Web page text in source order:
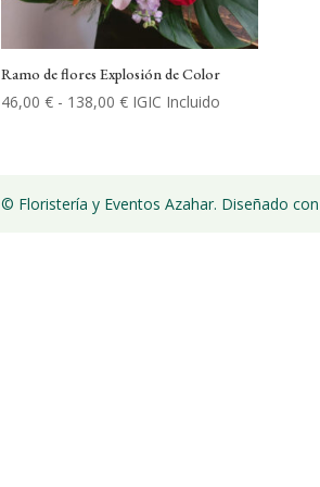
Ramo de flores Explosión de Color
46,00€ - 138,00€Rango
46,00 €
IGIC Incluido
© Floristería y Eventos Azahar. Diseñado